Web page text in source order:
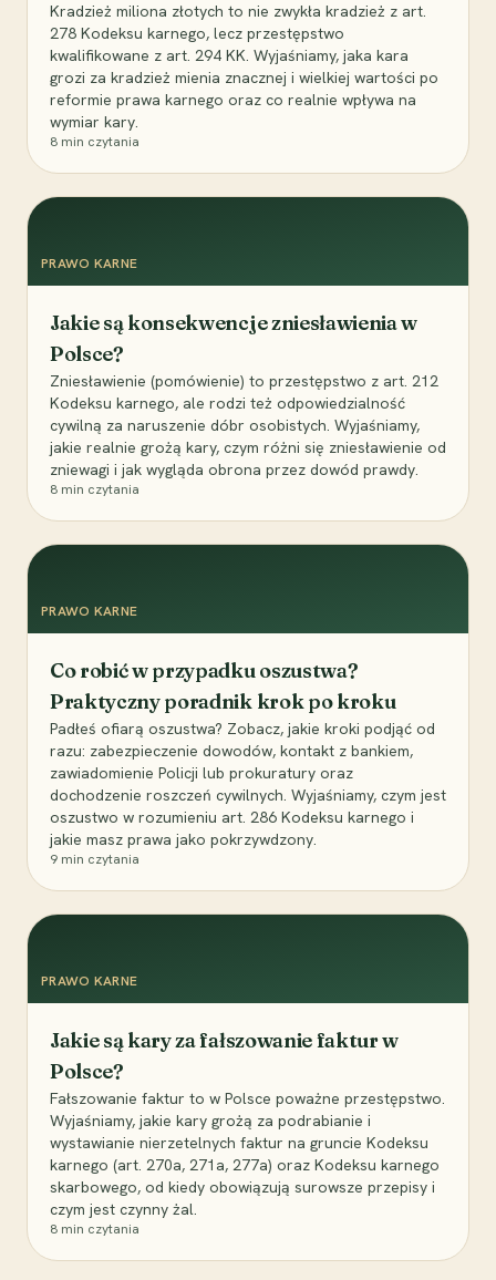
Kradzież miliona złotych to nie zwykła kradzież z art.
278 Kodeksu karnego, lecz przestępstwo
kwalifikowane z art. 294 KK. Wyjaśniamy, jaka kara
grozi za kradzież mienia znacznej i wielkiej wartości po
reformie prawa karnego oraz co realnie wpływa na
wymiar kary.
8 min czytania
PRAWO KARNE
Jakie są konsekwencje zniesławienia w
Polsce?
Zniesławienie (pomówienie) to przestępstwo z art. 212
Kodeksu karnego, ale rodzi też odpowiedzialność
cywilną za naruszenie dóbr osobistych. Wyjaśniamy,
jakie realnie grożą kary, czym różni się zniesławienie od
zniewagi i jak wygląda obrona przez dowód prawdy.
8 min czytania
PRAWO KARNE
Co robić w przypadku oszustwa?
Praktyczny poradnik krok po kroku
Padłeś ofiarą oszustwa? Zobacz, jakie kroki podjąć od
razu: zabezpieczenie dowodów, kontakt z bankiem,
zawiadomienie Policji lub prokuratury oraz
dochodzenie roszczeń cywilnych. Wyjaśniamy, czym jest
oszustwo w rozumieniu art. 286 Kodeksu karnego i
jakie masz prawa jako pokrzywdzony.
9 min czytania
PRAWO KARNE
Jakie są kary za fałszowanie faktur w
Polsce?
Fałszowanie faktur to w Polsce poważne przestępstwo.
Wyjaśniamy, jakie kary grożą za podrabianie i
wystawianie nierzetelnych faktur na gruncie Kodeksu
karnego (art. 270a, 271a, 277a) oraz Kodeksu karnego
skarbowego, od kiedy obowiązują surowsze przepisy i
czym jest czynny żal.
8 min czytania